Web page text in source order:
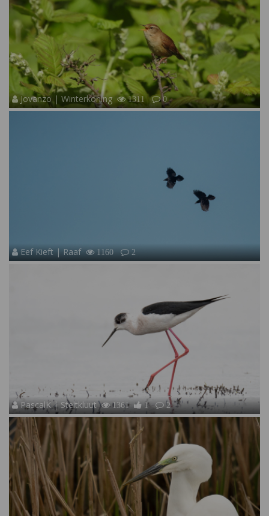
Jovanzo | Winterkoning 1311 0
Eef Kieft | Raaf 1160 2
PascalK | Steltkluut 1361 1 2